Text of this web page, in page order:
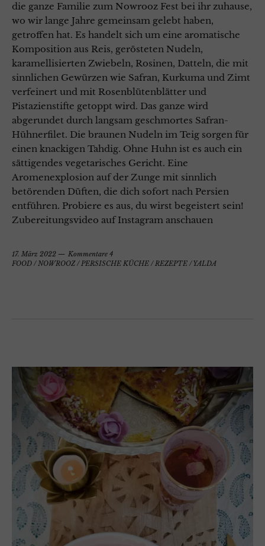
die ganze Familie zum Nowrooz Fest bei ihr zuhause,
wo wir lange Jahre gemeinsam gelebt haben,
getroffen hat. Es handelt sich um eine aromatische
Komposition aus Reis, gerösteten Nudeln,
karamellisierten Zwiebeln, Rosinen, Datteln, die mit
sinnlichen Gewürzen wie Safran, Kurkuma und Zimt
verfeinert und mit Rosenblütenblätter und
Pistazienstifte getoppt wird. Das ganze wird
abgerundet durch langsam geschmortes Safran-
Hühnerfilet. Die braunen Nudeln im Teig sorgen für
einen knackigen Tahdig. Ohne Huhn ist es auch ein
sättigendes vegetarisches Gericht. Eine
Aromenexplosion auf der Zunge mit sinnlich
betörenden Düften, die dich sofort nach Persien
entführen. Probiere es aus, du wirst begeistert sein!
Zubereitungsvideo auf Instagram anschauen
17. März 2022
Kommentare 4
FOOD /NOWROOZ/PERSISCHE KÜCHE /REZEPTE /YALDA